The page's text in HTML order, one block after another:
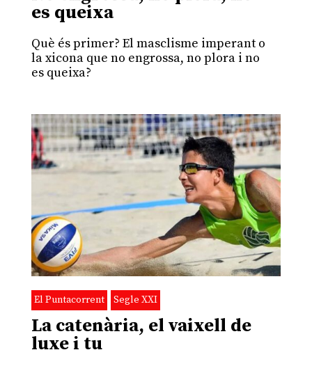
es queixa
Què és primer? El masclisme imperant o
la xicona que no engrossa, no plora i no
es queixa?
El Puntacorrent Segle XXI
La catenària, el vaixell de
luxe i tu